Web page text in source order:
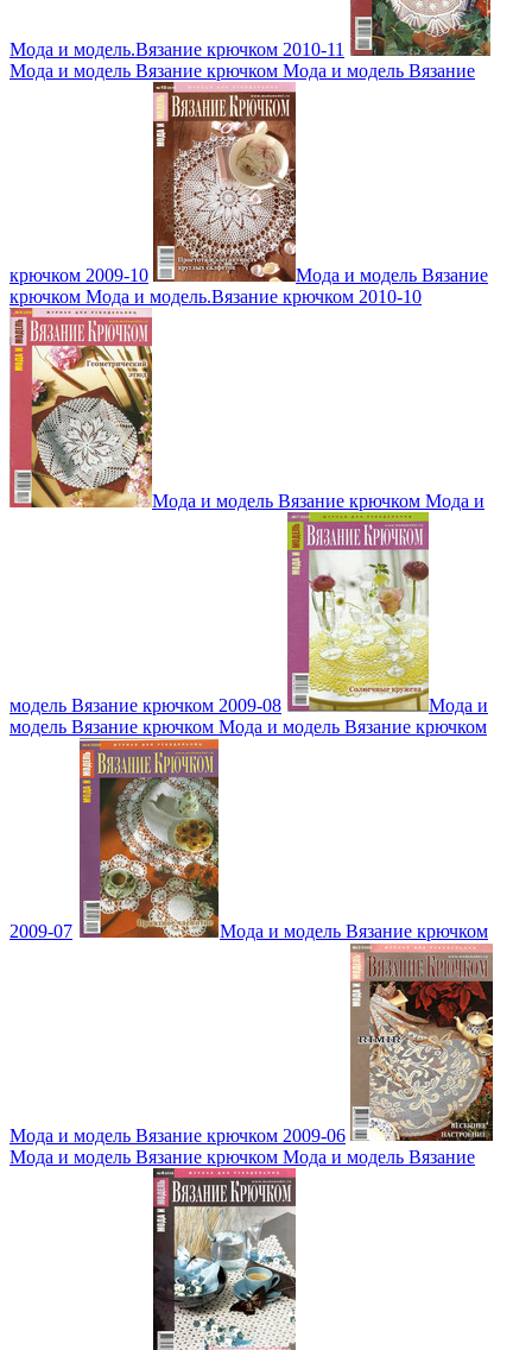
Мода и модель.Вязание крючком 2010-11
Мода и модель Вязание крючком Мода и модель Вязание
крючком 2009-10
Мода и модель Вязание
крючком Мода и модель.Вязание крючком 2010-10
Мода и модель Вязание крючком Мода и
модель Вязание крючком 2009-08
Мода и
модель Вязание крючком Мода и модель Вязание крючком
2009-07 Мода и модель Вязание крючком
Мода и модель Вязание крючком 2009-06
Мода и модель Вязание крючком Мода и модель Вязание